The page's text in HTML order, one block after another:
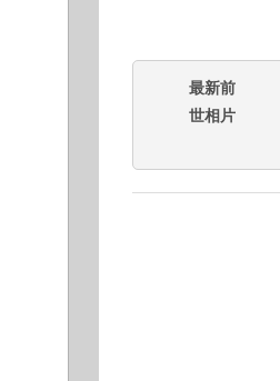
最新前
世相片